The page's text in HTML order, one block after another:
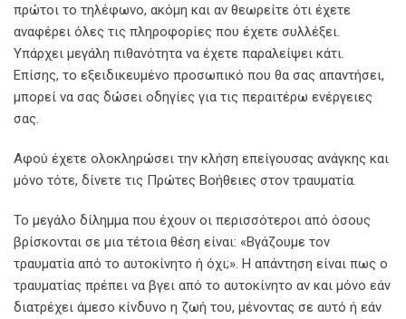
πρώτοι το τηλέφωνο, ακόμη και αν θεωρείτε ότι έχετε
αναφέρει όλες τις πληροφορίες που έχετε συλλέξει.
Υπάρχει μεγάλη πιθανότητα να έχετε παραλείψει κάτι.
Επίσης, το εξειδικευμένο προσωπικό που θα σας απαντήσει,
μπορεί να σας δώσει οδηγίες για τις περαιτέρω ενέργειες
σας.
Αφού έχετε ολοκληρώσει την κλήση επείγουσας ανάγκης και
μόνο τότε, δίνετε τις Πρώτες Βοήθειες στον τραυματία.
Το μεγάλο δίλημμα που έχουν οι περισσότεροι από όσους
βρίσκονται σε μια τέτοια θέση είναι: «Βγάζουμε τον
τραυματία από το αυτοκίνητο ή όχι;». Η απάντηση είναι πως ο
τραυματίας πρέπει να βγει από το αυτοκίνητο αν και μόνο εάν
διατρέχει άμεσο κίνδυνο η ζωή του, μένοντας σε αυτό ή εάν